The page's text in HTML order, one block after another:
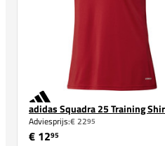
adidas Squadra 25 Training
Adviesprijs:€ 2295
€ 1295